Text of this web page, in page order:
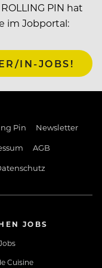
PIN hat
im Jobportal:
IN-JOBS!
Pin
Newsletter
AGB
JOBS
Cuisine